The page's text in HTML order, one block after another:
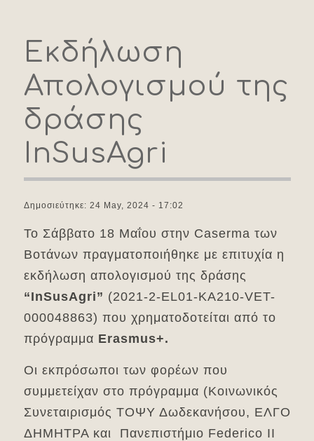
Εκδήλωση
Απολογισμού της
δράσης
InSusAgri
Δημοσιεύτηκε: 24 May, 2024 - 17:02
Το Σάββατο 18 Μαΐου στην Caserma των
Βοτάνων πραγματοποιήθηκε με επιτυχία η
εκδήλωση απολογισμού της δράσης
“InSusAgri” (2021-2-EL01-KA210-VET-
000048863) που χρηματοδοτείται από το
πρόγραμμα Erasmus+.
Οι εκπρόσωποι των φορέων που
συμμετείχαν στο πρόγραμμα (Κοινωνικός
Συνεταιρισμός ΤΟΨΥ Δωδεκανήσου, ΕΛΓΟ
ΔΗΜΗΤΡΑ και Πανεπιστήμιο Federico II